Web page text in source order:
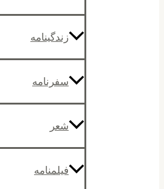
زندگینامه
سفرنامه
شعر
فیلمنامه